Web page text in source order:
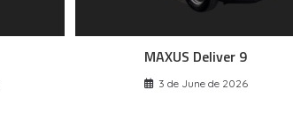
MAXUS Deliver 9
3 de June de 2026